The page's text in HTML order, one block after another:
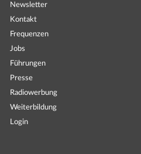
Newsletter
Kontakt
Frequenzen
Jobs
Führungen
Presse
Radiowerbung
Weiterbildung
Login